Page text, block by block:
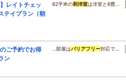
レイトチェッ
テイプラン（朝
62平米の和洋室は洋室と6畳…
ご予約でお得
ン
…部屋はバリアフリー対応で…